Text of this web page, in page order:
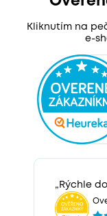
Kliknutím na
e-
„Rýchle